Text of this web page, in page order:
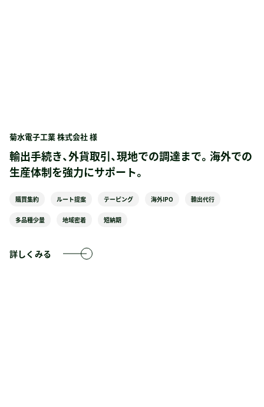
菊水電子工業 株式会社 様
輸出手続き、外貨取引、現地での調達まで。海外での
生産体制を強力にサポート。
購買集約 ルート提案 テーピング 海外IPO 輸出代行
多品種少量 地域密着 短納期
詳しくみる